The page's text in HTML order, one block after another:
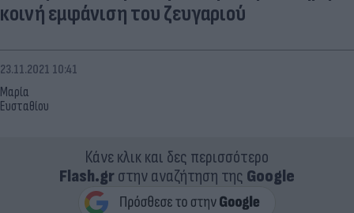
κοινή εμφάνιση του ζευγαριού
Μαρία
Ευσταθίου
23.11.2021 10:41
Κάνε κλικ και δες περισσότερο
Flash.grστην αναζήτηση της Google